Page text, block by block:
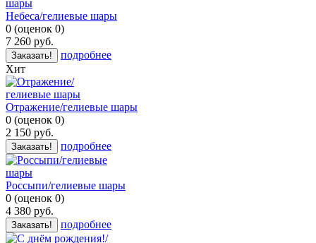
Небеса/гелиевые шары
0 (оценок 0)
7 260 руб.
Заказать!
подробнее
Хит
Отражение/гелиевые шары
0 (оценок 0)
2 150 руб.
Заказать! подробнее
Россыпи/гелиевые шары
0 (оценок 0)
4 380 руб.
Заказать! подробнее